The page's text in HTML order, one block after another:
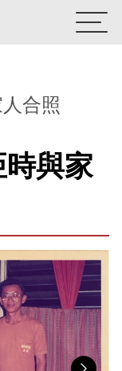
件
安康接待室
合照
時與家